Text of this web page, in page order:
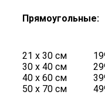
Прямоугольные:
21 х 30 см
30 х 40 см
40 х 60 см
50 х 70 см